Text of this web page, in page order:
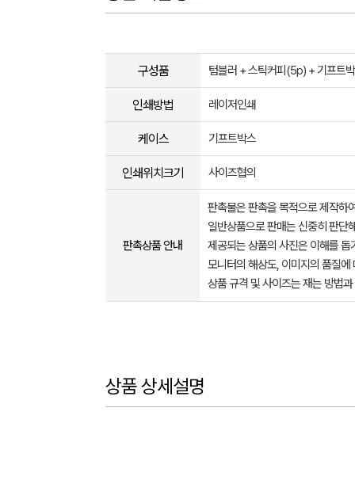
구성품 텀블러 + 스틱커피(5p) + 기프트
인쇄방법 레이저인쇄
케이스 기프트박스
인쇄위치크기 사이즈협의
판촉상품 안내
판촉물은 판촉을 목적으로 제작하
일반상품으로 판매는 신중히 판단
제공되는 상품의 사진은 이해를
모니터의 해상도, 이미지의 품질
상품 규격 및 사이즈는 재는 방법
상품 상세설명